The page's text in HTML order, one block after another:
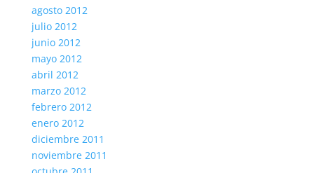
agosto 2012
julio 2012
junio 2012
mayo 2012
abril 2012
marzo 2012
febrero 2012
enero 2012
diciembre 2011
noviembre 2011